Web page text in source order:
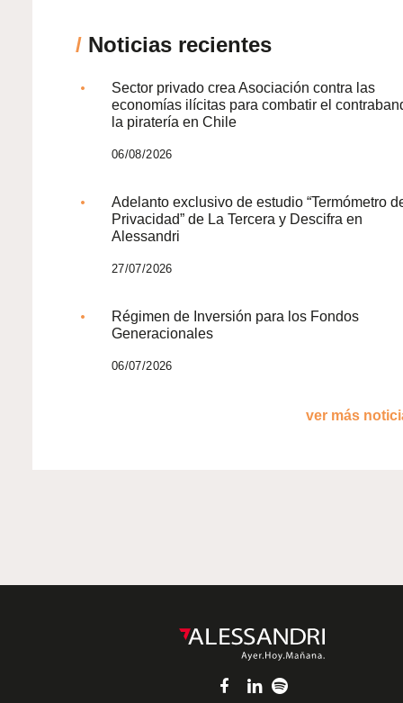
/ Noticias recientes
Sector privado crea Asociación contra las
economías ilícitas para combatir el
la piratería en Chile
06/08/2026
Adelanto exclusivo de estudio “Termómetro
Privacidad” de La Tercera y Descifra en
Alessandri
27/07/2026
Régimen de Inversión para los Fondos
Generacionales
06/07/2026
ver más